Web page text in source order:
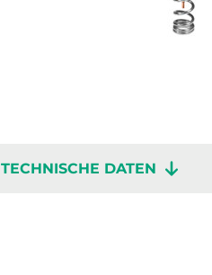
TECHNISCHE DATEN